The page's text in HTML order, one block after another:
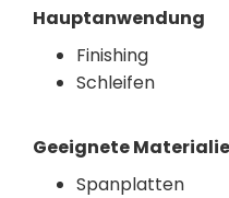
Hauptanwendung
Finishing
Schleifen
Geeignete
Spanplatten